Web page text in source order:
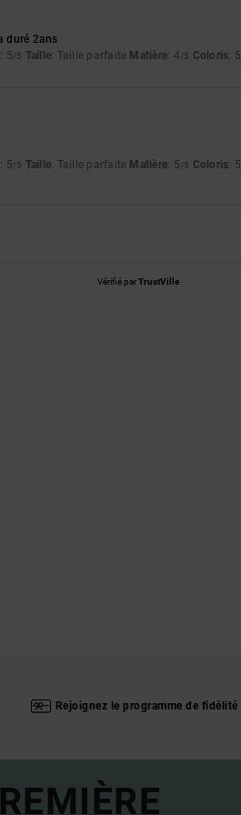
duré 2ans
: 5/5 Taille: Taille parfaite Matière: 4/5 Coloris: 5
: 5/5 Taille: Taille parfaite Matière: 5/5 Coloris: 5
Vérifié parTrustVille
Rejoignez le programme de fidélité